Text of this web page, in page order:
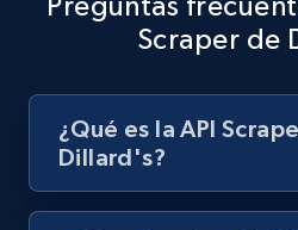
products using specified
Currency, Discount, Initial
Scraper de
¿Qué es la API
Dillard's?